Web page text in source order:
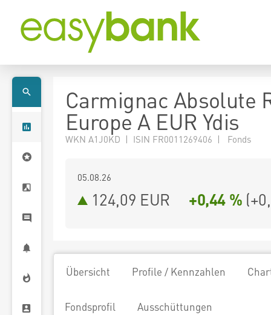
Carmignac Absolute
Europe A EUR Ydis
WKN A1J0KD | ISIN FR0011269406 | Fonds
05.08.26
124,09 EUR +0,44 % (
Übersicht Profile / Kennzahlen
Fondsprofil Ausschüttungen